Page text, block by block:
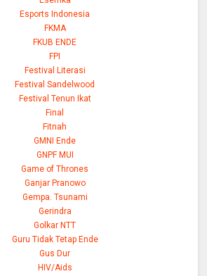
Esports Indonesia
FKMA
FKUB ENDE
FPI
Festival Literasi
Festival Sandelwood
Festival Tenun Ikat
Final
Fitnah
GMNI Ende
GNPF MUI
Game of Thrones
Ganjar Pranowo
Gempa. Tsunami
Gerindra
Golkar NTT
Guru Tidak Tetap Ende
Gus Dur
HIV/Aids